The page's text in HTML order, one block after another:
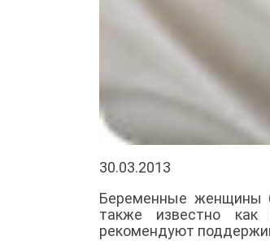
30.03.2013
Беременные женщины
также известно
рекомендуют